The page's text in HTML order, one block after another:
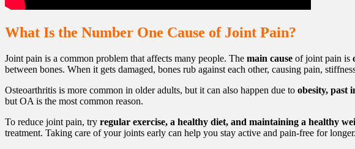
What Is the Number One Cause of Joint Pain?
Joint pain is a common problem that affects many people. The main cause of joint pain is
between bones. When it gets damaged, bones rub against each other, causing pain,
Osteoarthritis is more common in older adults, but it can also happen due to obesity, past
but OA is the most common reason.
To reduce joint pain, try regular exercise, a healthy diet, and maintaining a healthy
treatment. Taking care of your joints early can help you stay active and pain-free for longer.